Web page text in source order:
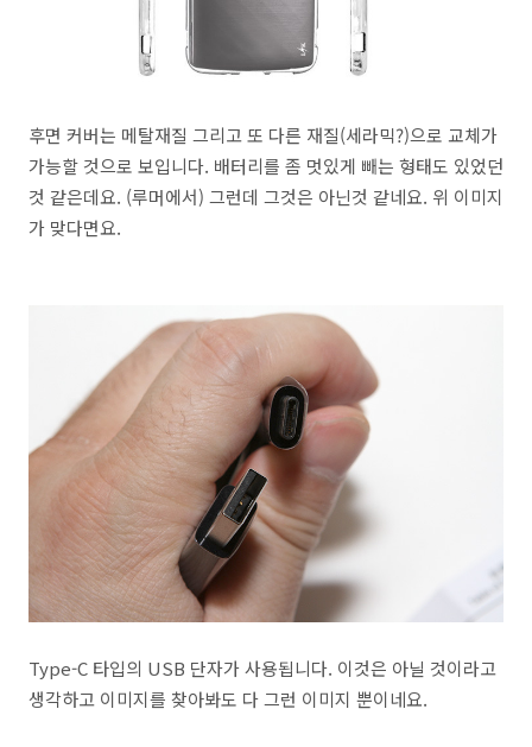
후면 커버는 메탈재질 그리고 또 다른 재질(세라믹?)으로 교체가
가능할 것으로 보입니다. 배터리를 좀 멋있게 빼는 형태도 있었던
것 같은데요. (루머에서) 그런데 그것은 아닌것 같네요. 위 이미지
가 맞다면요.
Type-C 타입의 USB 단자가 사용됩니다. 이것은 아닐 것이라고
생각하고 이미지를 찾아봐도 다 그런 이미지 뿐이네요.